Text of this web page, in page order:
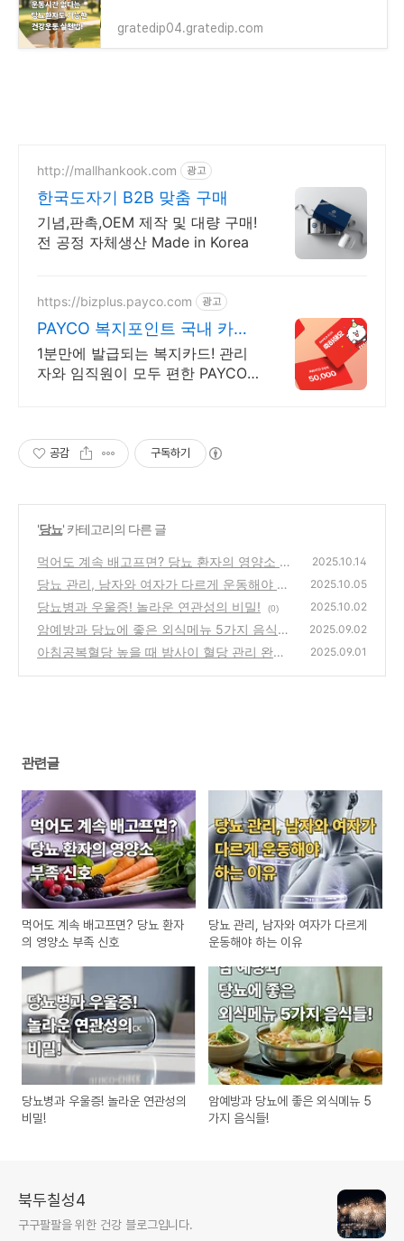
gratedip04.gratedip.com
http://mallhankook.com 광고
한국도자기 B2B 맞춤 구매
기념,판촉,OEM 제작 및 대량 구매!
전 공정 자체생산 Made in Korea
https://bizplus.payco.com 광고
PAYCO 복지포인트 국내 카드
가맹점 어디서나
1분만에 발급되는 복지카드! 관리
자와 임직원이 모두 편한 PAYCO
공감 구독하기
'당뇨' 카테고리의 다른 글
먹어도 계속 배고프면? 당뇨 환자의 영양소 부
족 신호
(0)
2025.10.14
당뇨 관리, 남자와 여자가 다르게 운동해야 하
는 이유
(0)
2025.10.05
당뇨병과 우울증! 놀라운 연관성의 비밀! (0) 2025.10.02
암예방과 당뇨에 좋은 외식메뉴 5가지 음식들!
(0)
2025.09.02
아침공복혈당 높을 때 밤사이 혈당 관리 완벽
2025.09.01
관련글
먹어도 계속 배고프면? 당뇨 환자
의 영양소 부족 신호
당뇨 관리, 남자와 여자가 다르게
운동해야 하는 이유
당뇨병과 우울증! 놀라운 연관성의
비밀!
암예방과 당뇨에 좋은 외식메뉴 5
가지 음식들!
북두칠성4
구구팔팔을 위한 건강 블로그입니다.